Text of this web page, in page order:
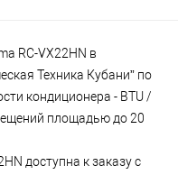
RC-VX22HN в
Техника Кубани” по
кондиционера - BTU /
площадью до 20
доступна к заказу с